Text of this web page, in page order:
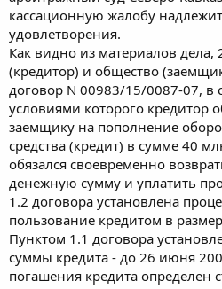
кассационную жалобу
удовлетворения.
Как видно из материалов дела,
(кредитор) и общество
договор N 00983/15/0087-07, в
условиями которого кредитор
заемщику на пополнение
средства (кредит) в сумме 40
обязался своевременно
денежную сумму и уплатить
1.2 договора установлена
пользование кредитом в
Пунктом 1.1 договора
суммы кредита - до 26 июня
погашения кредита определен